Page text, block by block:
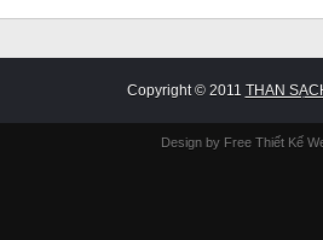
Copyright © 2011 THAN
Design by Free Thiết Kế